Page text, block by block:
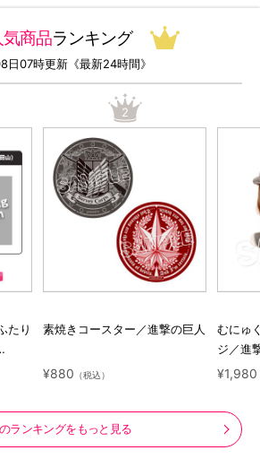
気商品ランキング
日07時更新《最新24時間》
たり
ル
2
素焼きコースター／進撃の巨人
¥880 （税込）
むにゅ
ジ／進
ラクタ
¥1,980
ランキングをもっと見る